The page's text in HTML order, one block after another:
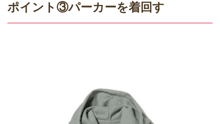
ポイント③パーカーを着回す